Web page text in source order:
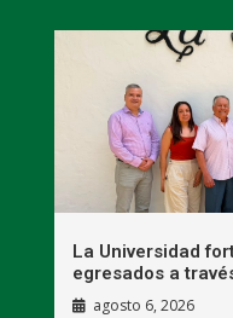
La Universidad
egresados a
agosto 6, 2026